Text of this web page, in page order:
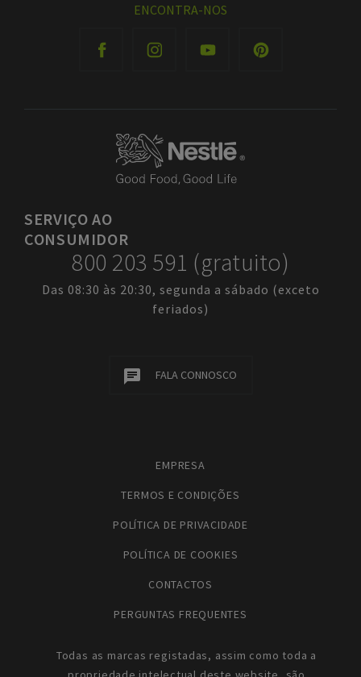
ENCONTRA-NOS
SERVIÇOAO
CONSUMIDOR
800 203 591 (gratuito)
Das 08:30 às 20:30, segunda a sábado (exceto
feriados)
FALA CONNOSCO
EMPRESA
TERMOS E CONDIÇÕES
POLÍTICA DE PRIVACIDADE
POLÍTICA DE COOKIES
CONTACTOS
PERGUNTAS FREQUENTES
Todas as marcas registadas, assim como toda a